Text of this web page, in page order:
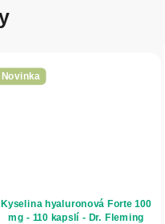
Novinka
Kyselina hyaluronová Forte 100
mg - 110 kapslí - Dr. Fleming